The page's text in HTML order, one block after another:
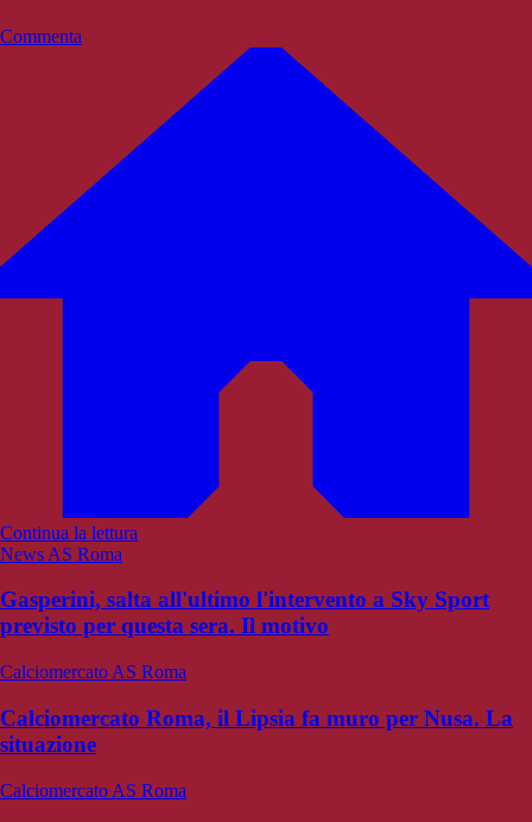
Commenta
Continua la lettura
News AS Roma
Gasperini, salta all'ultimo l'intervento a Sky Sport
previsto per questa sera. Il motivo
Calciomercato AS Roma
Calciomercato Roma, il Lipsia fa muro per Nusa. La
situazione
Calciomercato AS Roma